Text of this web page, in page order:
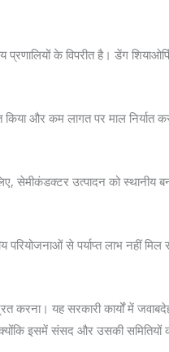
के विपरीत है। डेंग
और कम लागत पर माल निर्यात
सेमीकंडक्टर उत्पादन को स्थानीय
परियोजनाओं से पर्याप्त लाभ नहीं
यह सरकारी कार्यों में
इसमें संसद और उसकी समितियों